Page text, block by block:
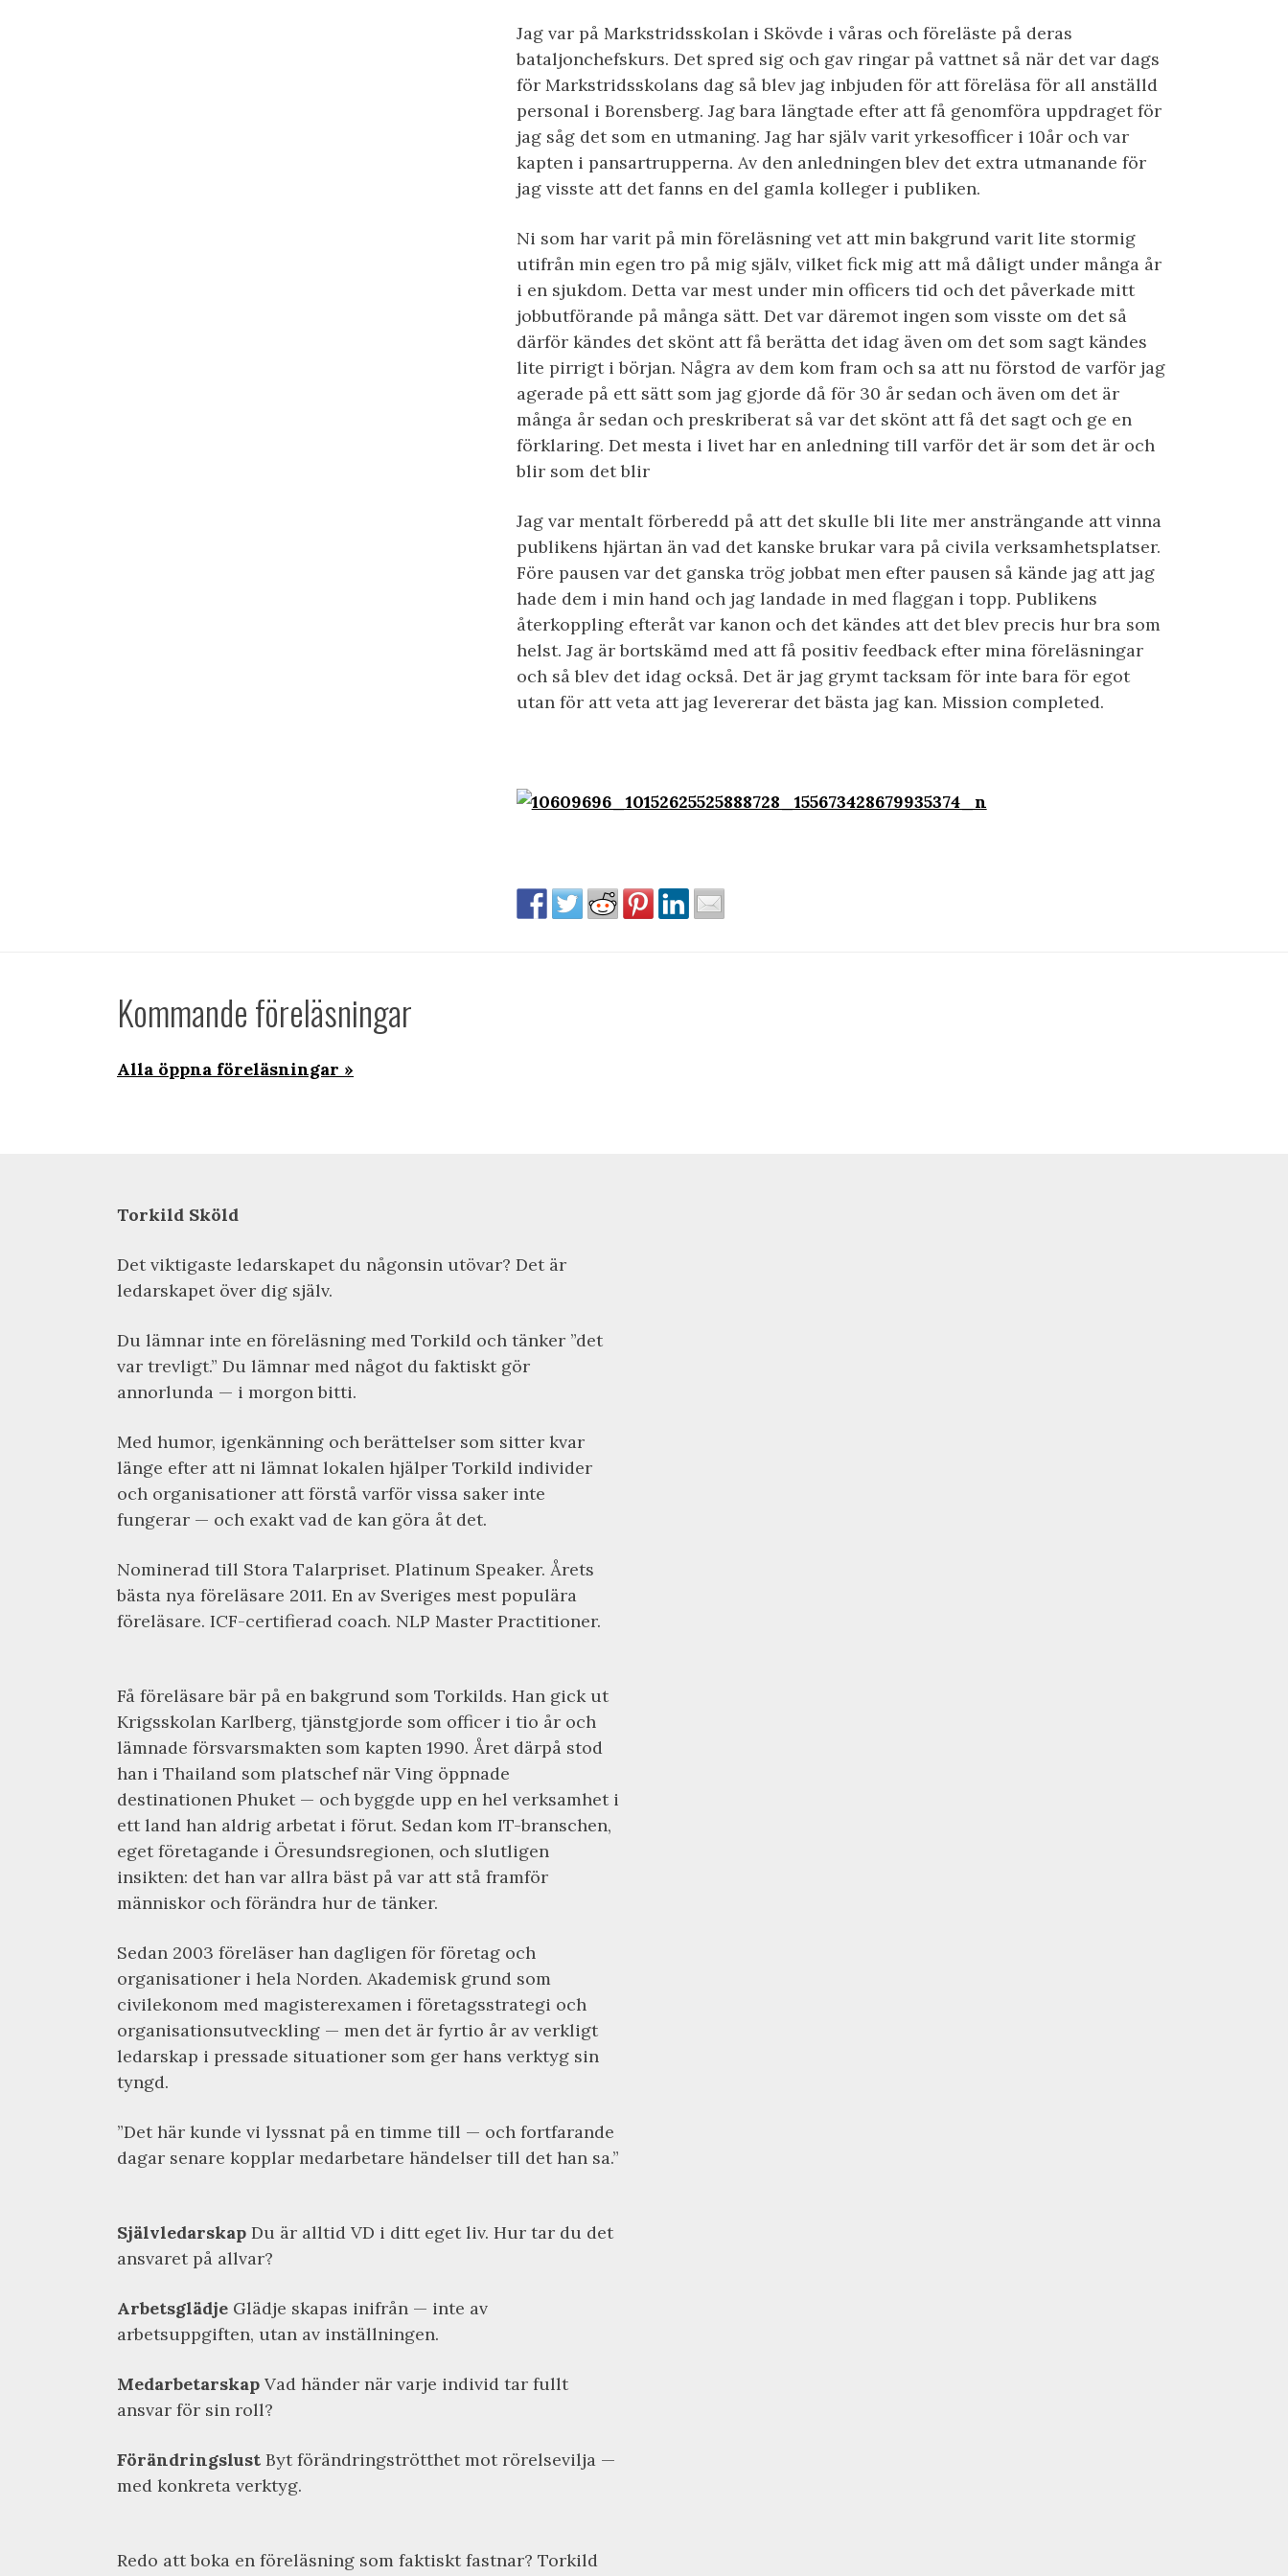
Jag var på Markstridsskolan i Skövde i våras och föreläste på deras
bataljonchefskurs. Det spred sig och gav ringar på vattnet så när det var dags
för Markstridsskolans dag så blev jag inbjuden för att föreläsa för all anställd
personal i Borensberg. Jag bara längtade efter att få genomföra uppdraget för
jag såg det som en utmaning. Jag har själv varit yrkesofficer i 10år och var
kapten i pansartrupperna. Av den anledningen blev det extra utmanande för
jag visste att det fanns en del gamla kolleger i publiken.
Ni som har varit på min föreläsning vet att min bakgrund varit lite stormig
utifrån min egen tro på mig själv, vilket fick mig att må dåligt under många år
i en sjukdom. Detta var mest under min officers tid och det påverkade mitt
jobbutförande på många sätt. Det var däremot ingen som visste om det så
därför kändes det skönt att få berätta det idag även om det som sagt kändes
lite pirrigt i början. Några av dem kom fram och sa att nu förstod de varför jag
agerade på ett sätt som jag gjorde då för 30 år sedan och även om det är
många år sedan och preskriberat så var det skönt att få det sagt och ge en
förklaring. Det mesta i livet har en anledning till varför det är som det är och
blir som det blir
Jag var mentalt förberedd på att det skulle bli lite mer ansträngande att vinna
publikens hjärtan än vad det kanske brukar vara på civila verksamhetsplatser.
Före pausen var det ganska trög jobbat men efter pausen så kände jag att jag
hade dem i min hand och jag landade in med flaggan i topp. Publikens
återkoppling efteråt var kanon och det kändes att det blev precis hur bra som
helst. Jag är bortskämd med att få positiv feedback efter mina föreläsningar
och så blev det idag också. Det är jag grymt tacksam för inte bara för egot
utan för att veta att jag levererar det bästa jag kan. Mission completed.
Kommande föreläsningar
Alla öppna föreläsningar
Torkild Sköld
Det viktigaste ledarskapet du någonsin utövar? Det är
ledarskapet över dig själv.
Du lämnar inte en föreläsning med Torkild och tänker ”det
var trevligt.” Du lämnar med något du faktiskt gör
annorlunda — i morgon bitti.
Med humor, igenkänning och berättelser som sitter kvar
länge efter att ni lämnat lokalen hjälper Torkild individer
och organisationer att förstå varför vissa saker inte
fungerar — och exakt vad de kan göra åt det.
Nominerad till Stora Talarpriset. Platinum Speaker. Årets
bästa nya föreläsare 2011. En av Sveriges mest populära
föreläsare. ICF-certifierad coach. NLP Master Practitioner.
Få föreläsare bär på en bakgrund som Torkilds. Han gick ut
Krigsskolan Karlberg, tjänstgjorde som officer i tio år och
lämnade försvarsmakten som kapten 1990. Året därpå stod
han i Thailand som platschef när Ving öppnade
destinationen Phuket — och byggde upp en hel verksamhet i
ett land han aldrig arbetat i förut. Sedan kom IT-branschen,
eget företagande i Öresundsregionen, och slutligen
insikten: det han var allra bäst på var att stå framför
människor och förändra hur de tänker.
Sedan 2003 föreläser han dagligen för företag och
organisationer i hela Norden. Akademisk grund som
civilekonom med magisterexamen i företagsstrategi och
organisationsutveckling — men det är fyrtio år av verkligt
ledarskap i pressade situationer som ger hans verktyg sin
tyngd.
”Det här kunde vi lyssnat på en timme till — och fortfarande
dagar senare kopplar medarbetare händelser till det han sa.”
Självledarskap Du är alltid VD i ditt eget liv. Hur tar du det
ansvaret på allvar?
Arbetsglädje Glädje skapas inifrån — inte av
arbetsuppgiften, utan av inställningen.
Medarbetarskap Vad händer när varje individ tar fullt
ansvar för sin roll?
Förändringslust Byt förändringströtthet mot rörelsevilja —
med konkreta verktyg.
Redo att boka en föreläsning som faktiskt fastnar? Torkild